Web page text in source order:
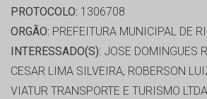
PROTOCOLO: 1306708
ORGÃO: PREFEITURA MUNICIPAL DE
INTERESSADO(S): JOSE DOMINGUES
CESAR LIMA SILVEIRA, ROBERSON
VIATUR TRANSPORTE E TURISMO